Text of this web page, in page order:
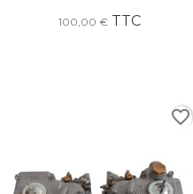
100,00 €TTC
favorite_border